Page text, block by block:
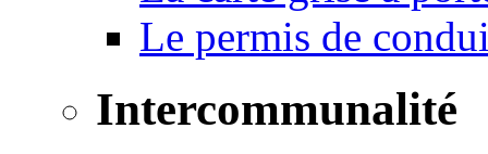
Le permis de
Intercommunalité